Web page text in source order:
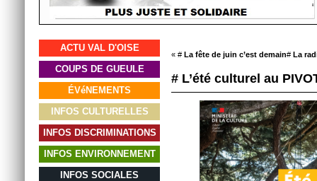
ACTU VAL D'OISE
COUPS DE GUEULE
ÉVéNEMENTS
INFOS CULTURELLES
INFOS DISCRIMINATIONS
INFOS ENVIRONNEMENT
INFOS SOCIALES
« # La fête de juin c’est demain# La
# L’été culturel au